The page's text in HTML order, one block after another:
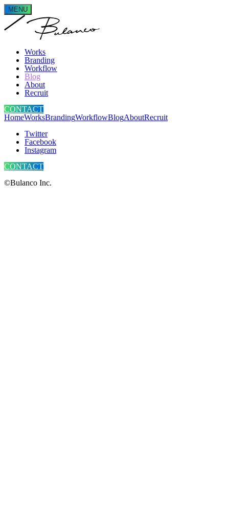
MENU
Works
Branding
Workflow
Blog
About
Recruit
CONTACT
HomeWorksBrandingWorkflowBlogAboutRecruit
Twitter
Facebook
Instagram
CONTACT
©Bulanco Inc.